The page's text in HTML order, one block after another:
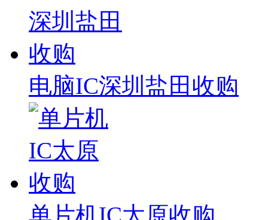
电脑IC深圳盐田收购